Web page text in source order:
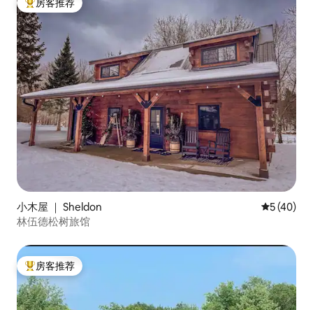
热门「房客推荐」
房客推荐
小木屋 ｜ Sheldon 平均评分
5 (40)
林伍德松树旅馆
热门「房客推荐」
房客推荐